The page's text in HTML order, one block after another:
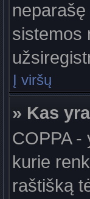
sistemos
Į viršų
» Kas
COPPA -
kurie
raštišką